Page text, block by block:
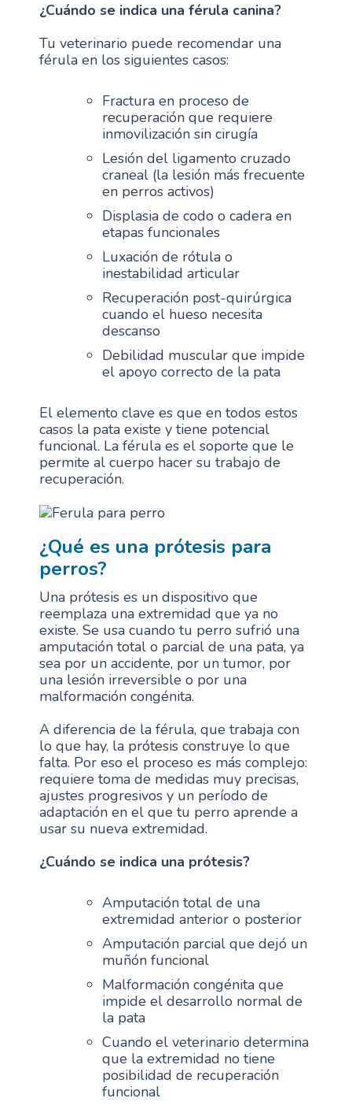
¿Cuándo se indica una férula canina?
Tu veterinario puede recomendar una
férula en los siguientes casos:
Fractura en proceso de
recuperación que requiere
inmovilización sin cirugía
Lesión del ligamento cruzado
craneal (la lesión más frecuente
en perros activos)
Displasia de codo o cadera en
etapas funcionales
Luxación de rótula o
inestabilidad articular
Recuperación post-quirúrgica
cuando el hueso necesita
descanso
Debilidad muscular que impide
el apoyo correcto de la pata
El elemento clave es que en todos estos
casos la pata existe y tiene potencial
funcional. La férula es el soporte que le
permite al cuerpo hacer su trabajo de
recuperación.
¿Qué es una prótesis para
perros?
Una prótesis es un dispositivo que
reemplaza una extremidad que ya no
existe. Se usa cuando tu perro sufrió una
amputación total o parcial de una pata, ya
sea por un accidente, por un tumor, por
una lesión irreversible o por una
malformación congénita.
A diferencia de la férula, que trabaja con
lo que hay, la prótesis construye lo que
falta. Por eso el proceso es más complejo:
requiere toma de medidas muy precisas,
ajustes progresivos y un período de
adaptación en el que tu perro aprende a
usar su nueva extremidad.
¿Cuándo se indica una prótesis?
Amputación total de una
extremidad anterior o posterior
Amputación parcial que dejó un
muñón funcional
Malformación congénita que
impide el desarrollo normal de
la pata
Cuando el veterinario determina
que la extremidad no tiene
posibilidad de recuperación
funcional